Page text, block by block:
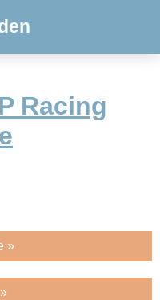
Racing
»